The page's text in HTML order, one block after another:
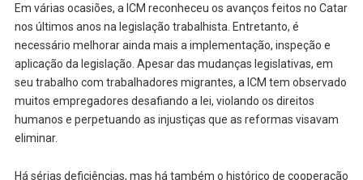
Em várias ocasiões, a ICM reconheceu os avanços feitos no Catar
nos últimos anos na legislação trabalhista. Entretanto, é
necessário melhorar ainda mais a implementação, inspeção e
aplicação da legislação. Apesar das mudanças legislativas, em
seu trabalho com trabalhadores migrantes, a ICM tem observado
muitos empregadores desafiando a lei, violando os direitos
humanos e perpetuando as injustiças que as reformas visavam
eliminar.
Há sérias deficiências, mas há também o histórico de cooperação